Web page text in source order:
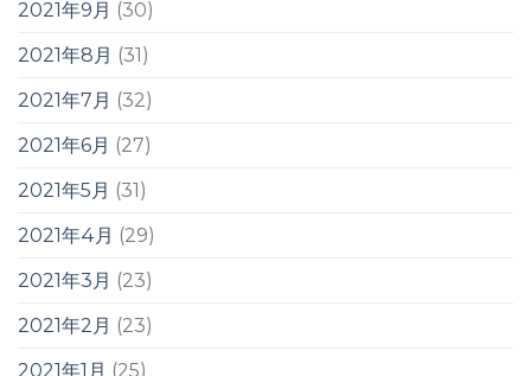
2021年9月 (30)
2021年8月 (31)
2021年7月 (32)
2021年6月 (27)
2021年5月 (31)
2021年4月 (29)
2021年3月 (23)
2021年2月 (23)
2021年1月 (25)